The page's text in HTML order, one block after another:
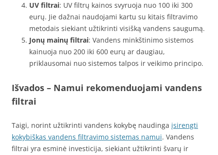
UV filtrai: UV filtrų kainos svyruoja nuo 100 iki 300
eurų. Jie dažnai naudojami kartu su kitais filtravimo
metodais siekiant užtikrinti visišką vandens saugumą.
Jonų mainų filtrai: Vandens minkštinimo sistemos
kainuoja nuo 200 iki 600 eurų ar daugiau,
priklausomai nuo sistemos talpos ir veikimo principo.
Išvados – Namui rekomenduojami vandens
filtrai
Taigi, norint užtikrinti vandens kokybę naudinga įsirengti
kokybiškas vandens filtravimo sistemas namui. Vandens
filtrai yra esminė investicija, siekiant užtikrinti švarų ir